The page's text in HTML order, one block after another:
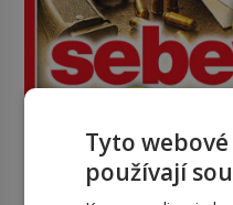
Tyto
používají